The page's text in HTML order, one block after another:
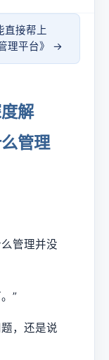
直接帮上
理平台》 →
解
管理
管理并没
”
，还是说